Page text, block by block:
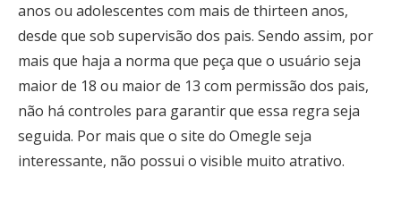
anos ou adolescentes com mais de thirteen anos,
desde que sob supervisão dos pais. Sendo assim, por
mais que haja a norma que peça que o usuário seja
maior de 18 ou maior de 13 com permissão dos pais,
não há controles para garantir que essa regra seja
seguida. Por mais que o site do Omegle seja
interessante, não possui o visible muito atrativo.